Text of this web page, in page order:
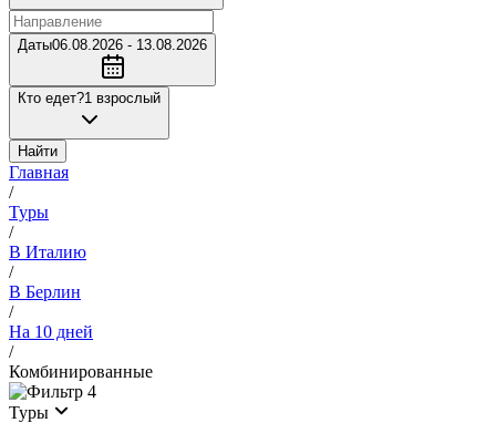
Даты06.08.2026 - 13.08.2026
Кто едет?1 взрослый
Найти
Главная
/
Туры
/
В Италию
/
В Берлин
/
На 10 дней
/
Комбинированные
4
Туры